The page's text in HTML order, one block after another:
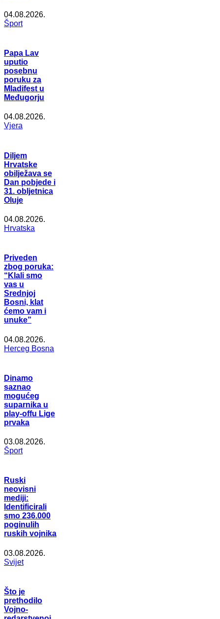
04.08.2026.
Šport
Papa Lav
uputio
posebnu
poruku za
Mladifest u
Međugorju
04.08.2026.
Vjera
Diljem
Hrvatske
obilježava se
Dan pobjede i
31. obljetnica
Oluje
04.08.2026.
Hrvatska
Priveden
zbog poruka:
“Klali smo
vas u
Srednjoj
Bosni, klat
ćemo vam i
unuke”
04.08.2026.
Herceg Bosna
Dinamo
saznao
mogućeg
suparnika u
play-offu Lige
prvaka
03.08.2026.
Šport
Ruski
neovisni
mediji:
Identificirali
smo 236.000
poginulih
ruskih vojnika
03.08.2026.
Svijet
Što je
prethodilo
Vojno-